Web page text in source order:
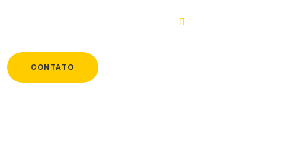
CONTATO